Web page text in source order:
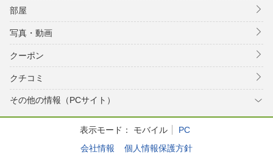
部屋
写真・動画
クーポン
クチコミ
その他の情報（PCサイト）
表示モード： モバイル
PC
会社情報
個人情報保護方針